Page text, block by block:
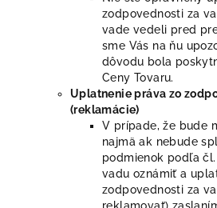
zodpovednosti za
vade vedeli pred
sme Vás na ňu
dôvodu bola
Ceny Tovaru.
Uplatnenie práva zo
(reklamácie)
V prípade, že bude
najmä ak nebude
podmienok podľa čl.
vadu oznámiť a
zodpovednosti za